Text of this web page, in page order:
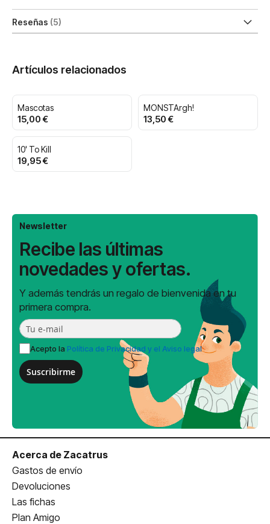
Reseñas 5
Artículos relacionados
Mascotas
15,00 €
MONSTArgh!
13,50 €
10' To Kill
19,95 €
Newsletter
Recibe las últimas
novedades y ofertas.
Y además tendrás un regalo de bienvenida en tu
primera compra.
Acepto la Política de Privacidad y el Aviso legal
Suscribirme
Acerca de Zacatrus
Gastos de envío
Devoluciones
Las fichas
Plan Amigo